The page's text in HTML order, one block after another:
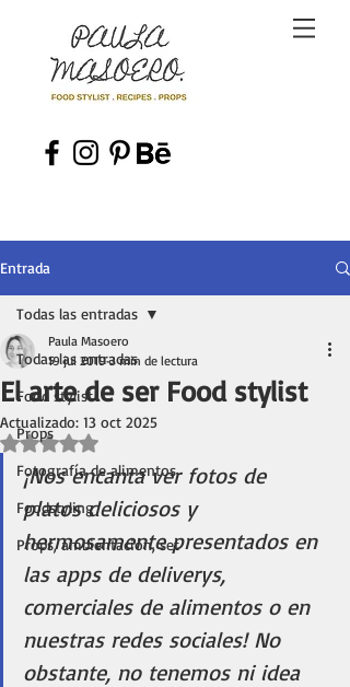
Entrada
Todas las entradas
Food stylist
Props
Fotografía de alimentos
Foodstyling
Props, ambientación, set
Todas las entradas
El arte de ser Food stylist
Paula Masoero
19 jul 2019 3 min de lectura
Actualizado: 13 oct 2025
Obtuvo NaN de 5 estrellas.
¡Nos encanta ver fotos de
platos deliciosos y
hermosamente presentados en
las apps de deliverys,
comerciales de alimentos o en
nuestras redes sociales! No
obstante, no tenemos ni idea